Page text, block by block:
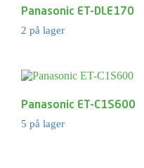
Panasonic ET-DLE170
2 på lager
Panasonic ET-C1S600
5 på lager